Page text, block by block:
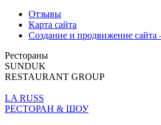
Отзывы
Карта сайта
Создание и продвижение сайта
Рестораны
SUNDUK
RESTAURANT GROUP
LA RUSS
РЕСТОРАН & ШОУ